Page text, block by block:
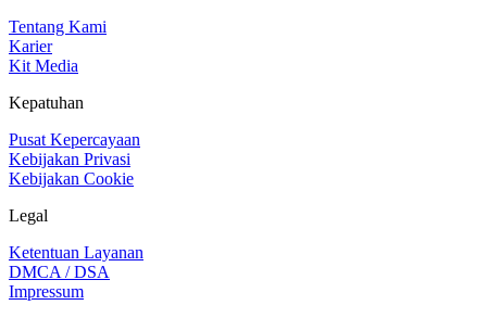
Tentang Kami
Karier
Kit Media
Kepatuhan
Pusat Kepercayaan
Kebijakan Privasi
Kebijakan Cookie
Legal
Ketentuan Layanan
DMCA / DSA
Impressum